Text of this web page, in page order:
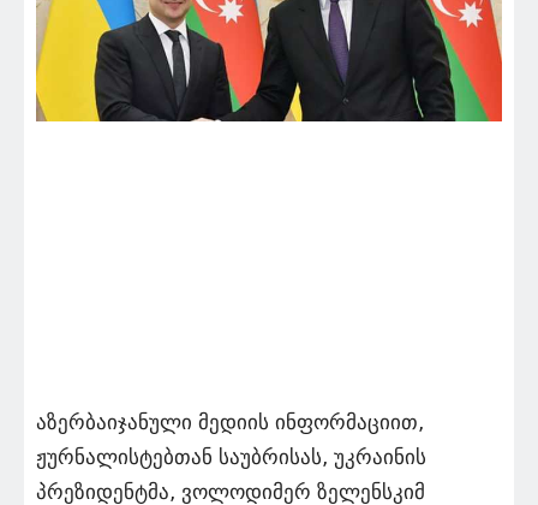
აზერბაიჯანული მედიის ინფორმაციით,
ჟურნალისტებთან საუბრისას, უკრაინის
პრეზიდენტმა, ვოლოდიმერ ზელენსკიმ